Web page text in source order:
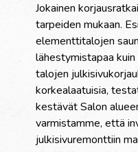
Jokainen
tarpeiden mukaan.
elementtitalojen
lähestymistapaa
talojen
korkealaatuisia,
kestävät Salon
varmistamme, että
julkisivuremonttiin